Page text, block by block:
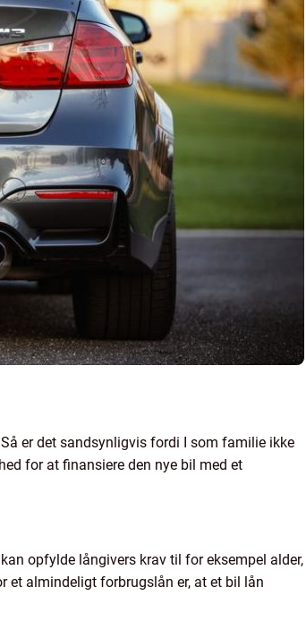
er det sandsynligvis fordi I som familie ikke
for at finansiere den nye bil med et
opfylde långivers krav til for eksempel alder,
almindeligt forbrugslån er, at et bil lån